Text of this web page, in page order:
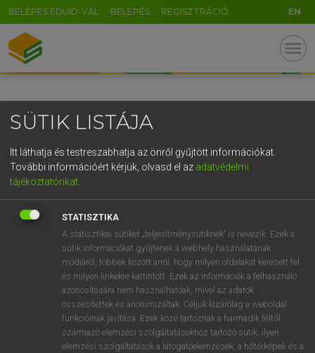
BELÉPÉS EDUID-VAL BELÉPÉS REGISZTRÁCIÓ EN
menu
SÜTIK LISTÁJA
Itt láthatja és testreszabhatja az önről gyűjtött információkat.
További információért kérjük, olvasd el az adatvédelmi
tájékoztatónkat
STATISZTIKA
A statisztikai sütiket „teljesítménysütiknek” is nevezik. Ezek a
sütik információkat gyűjtenek a webhely használatának
módjáról, többek között arról, hogy milyen oldalakat keresett fel
és milyen linkekre kattintott. Ezek az információk a felhasználó
azonosítására nem használhatóak, mivel az adatok
összesítettek és anonimizáltak. Céljuk kizárólag a weboldal
funkcióinak javítása. Ezek közé tartoznak a harmadik féltől
származó elemzési szolgáltatásokhoz tartozó sütik; ilyen
elemzési szolgáltatások a látogatóelemzések, a hőtérképek és a
GR
5
g h k l
v b n m , . - AltGr